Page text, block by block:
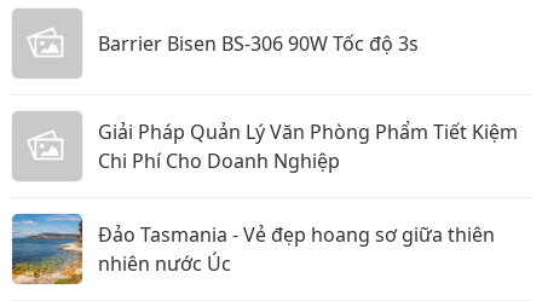
Barrier Bisen BS-306 90W Tốc độ 3s
Giải Pháp Quản Lý Văn Phòng Phẩm Tiết Kiệm
Chi Phí Cho Doanh Nghiệp
Đảo Tasmania - Vẻ đẹp hoang sơ giữa thiên
nhiên nước Úc